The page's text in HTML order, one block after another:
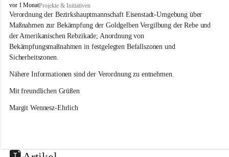
O
s
l
i
p
vor 1 MonatProjekte & Initiativen
Verordnung der Bezirkshauptmannschaft Eisenstadt-Umgebung über
Maßnahmen zur Bekämpfung der Goldgelben Vergilbung der Rebe und
der Amerikanischen Rebzikade; Anordnung von
Bekämpfungsmaßnahmen in festgelegten Befallszonen und
Sicherheitszonen.
Nähere Informationen sind der Verordnung zu entnehmen.
Mit freundlichen Grüßen
Margit Wennesz-Ehrlich